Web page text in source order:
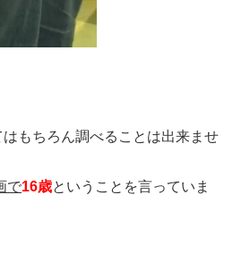
もちろん調べることは出来ませ
で16歳ということを言っていま